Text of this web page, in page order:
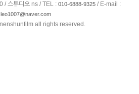
/ 스튜디오 ns / TEL : 010-6888-9325/ E-mail :
leo1007@naver.com
all rights reserved.